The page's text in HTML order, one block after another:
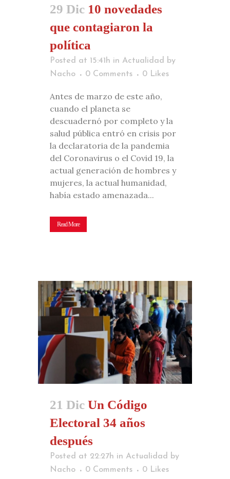
29 Dic 10 novedades
que contagiaron la
política
Posted at 15:41h in Actualidad by
Nacho
0 Comments 0 Likes
Antes de marzo de este año,
cuando el planeta se
descuadernó por completo y la
salud pública entró en crisis por
la declaratoria de la pandemia
del Coronavirus o el Covid 19, la
actual generación de hombres y
mujeres, la actual humanidad,
había estado amenazada...
Read More
21 Dic Un Código
Electoral 34 años
después
Posted at 22:27h in Actualidad
by
Nacho
0 Comments 0 Likes